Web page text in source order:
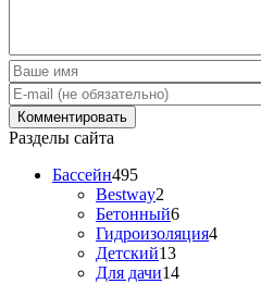
Разделы сайта
Бассейн495
Bestway2
Бетонный6
Гидроизоляция4
Детский13
Для дачи14